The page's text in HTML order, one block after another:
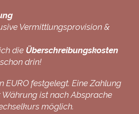
Vermittlungsprovision &
die Überschreibungskosten
drin!
EURO festgelegt. Eine Zahlung
ist nach Absprache
möglich.